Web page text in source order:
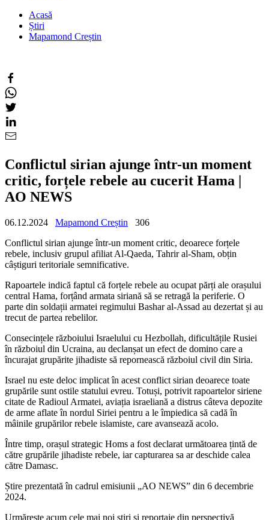
Acasă
Știri
Mapamond Creștin
Conflictul sirian ajunge într-un moment
critic, forțele rebele au cucerit Hama |
AO NEWS
06.12.2024 Mapamond Creștin
306
Conflictul sirian ajunge într-un moment critic, deoarece forțele
rebele, inclusiv grupul afiliat Al-Qaeda, Tahrir al-Sham, obțin
câștiguri teritoriale semnificative.
Rapoartele indică faptul că forțele rebele au ocupat părți ale orașului
central Hama, forțând armata siriană să se retragă la periferie. O
parte din soldații armatei regimului Bashar al-Assad au dezertat și au
trecut de partea rebelilor.
Consecințele războiului Israelului cu Hezbollah, dificultățile Rusiei
în războiul din Ucraina, au declanșat un efect de domino care a
încurajat grupărite jihadiste să repornească războiul civil din Siria.
Israel nu este deloc implicat în acest conflict sirian deoarece toate
grupările sunt ostile statului evreu. Totuși, potrivit rapoartelor siriene
citate de Radioul Armatei, aviația israeliană a distrus câteva depozite
de arme aflate în nordul Siriei pentru a le împiedica să cadă în
mâinile grupărilor rebele islamiste, care avansează acolo.
Între timp, orașul strategic Homs a fost declarat următoarea țintă de
către grupările jihadiste rebele, iar capturarea sa ar deschide calea
către Damasc.
Știre prezentată în cadrul emisiunii „AO NEWS” din 6 decembrie
2024.
Urmărește acum cele mai noi știri și reportaje din perspectivă